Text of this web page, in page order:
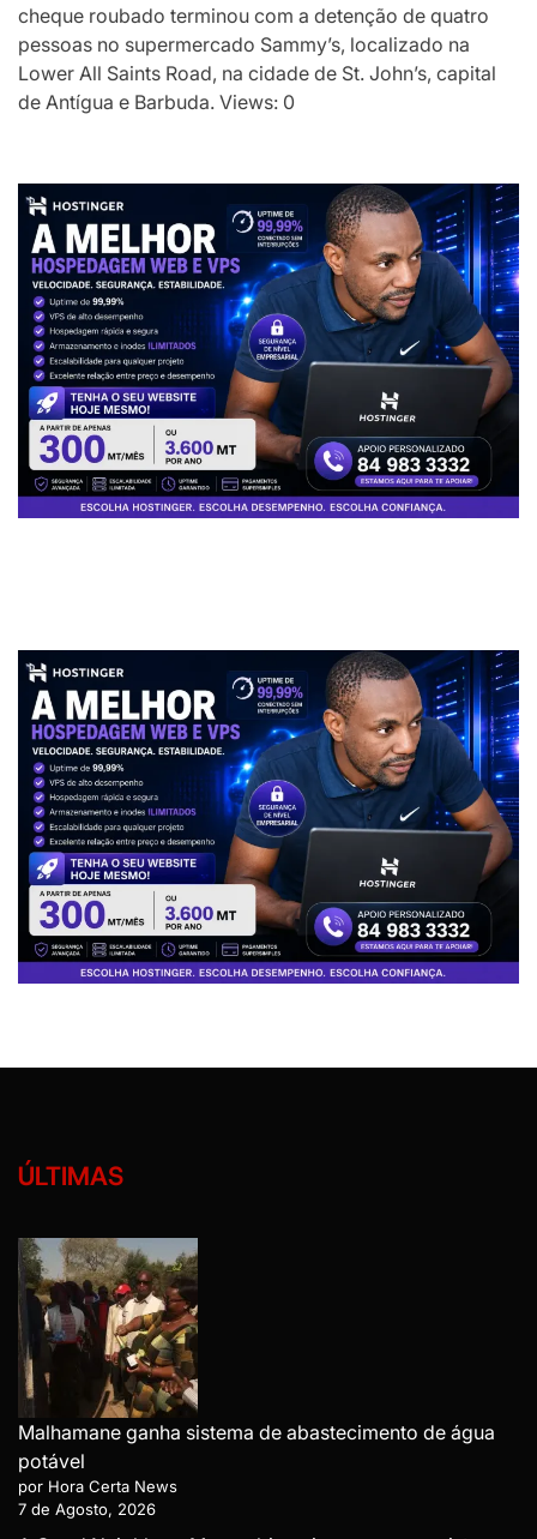
cheque roubado terminou com a detenção de quatro
pessoas no supermercado Sammy’s, localizado na
Lower All Saints Road, na cidade de St. John’s, capital
de Antígua e Barbuda. Views: 0
ÚLTIMAS
Malhamane ganha sistema de abastecimento de água
potável
por Hora Certa News
7 de Agosto, 2026